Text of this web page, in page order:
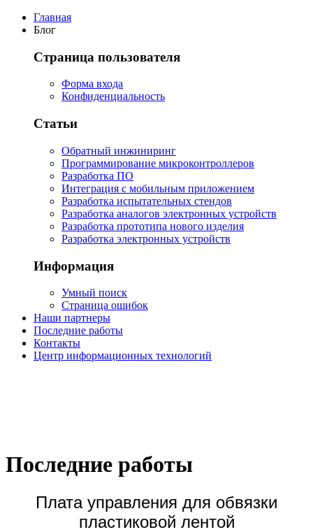
Главная
Блог
Страница пользователя
Форма входа
Конфиденциальность
Статьи
Обратный инжиниринг
Программирование микроконтроллеров
Разработка ПО
Интеграция с мобильным приложением
Разработка испытательных стендов
Разработка аналогов электронных устройств
Разработка прототипа нового изделия
Разработка электронных устройств
Информация
Умный поиск
Страница ошибок
Наши партнеры
Последние работы
Контакты
Центр информационных технологий
Последние работы
Плата управления для обвязки
пластиковой лентой